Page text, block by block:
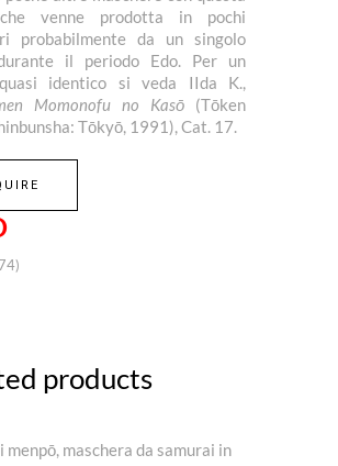
venne prodotta in pochi
probabilmente da un singolo
il periodo Edo. Per un
identico si veda IIda K.,
Momonofu no Kasō (Tōken
Tōkyō, 1991), Cat. 17.
products